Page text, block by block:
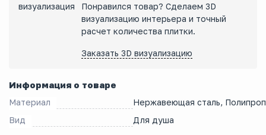
Понравился товар? Сделаем 3D
визуализацию интерьера и точный
расчет количества плитки.
Заказать 3D визуализацию
Информация о товаре
Материал
Нержавеющая сталь,
Вид
Для душа